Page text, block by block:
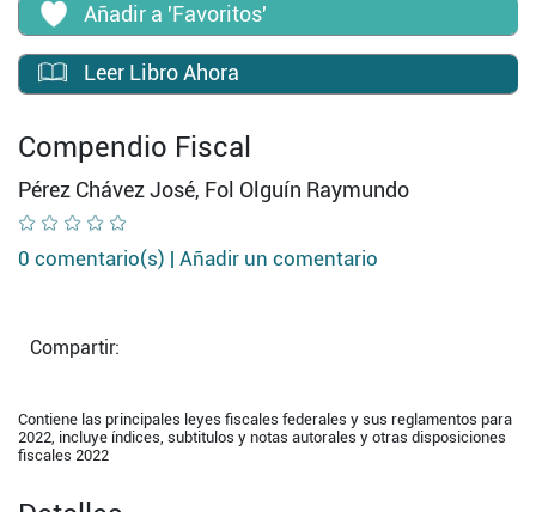
Añadir a 'Favoritos'
Leer Libro Ahora
Compendio Fiscal
Pérez Chávez José, Fol Olguín Raymundo
0 comentario(s) | Añadir un comentario
Compartir:
Contiene las principales leyes fiscales federales y sus reglamentos para
2022, incluye índices, subtitulos y notas autorales y otras disposiciones
fiscales 2022